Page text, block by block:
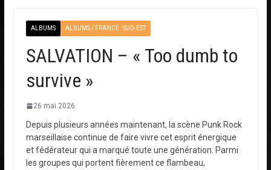
ALBUMS ALBUMS / FRANCE : SUD-EST
SALVATION – « Too dumb to
survive »
26 mai 2026
Depuis plusieurs années maintenant, la scène Punk Rock
marseillaise continue de faire vivre cet esprit énergique
et fédérateur qui a marqué toute une génération. Parmi
les groupes qui portent fièrement ce flambeau,